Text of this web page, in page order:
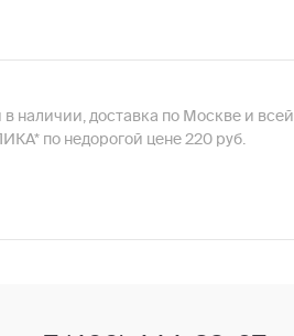
наличии, доставка по Москве и всей
по недорогой цене 220 руб.